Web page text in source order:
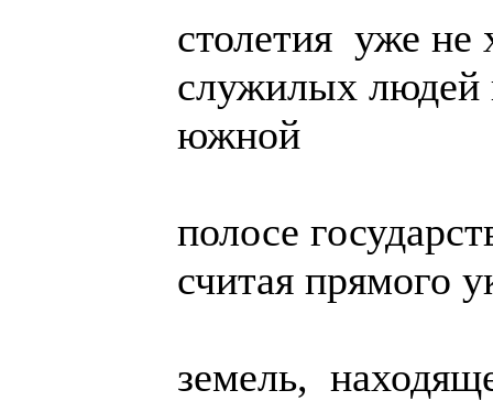
столетия уже не
служилых
южной
полосе
считая прямого
земель,